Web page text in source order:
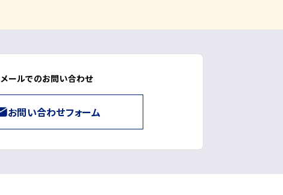
メールでのお問い合わせ
お問い合わせフォーム